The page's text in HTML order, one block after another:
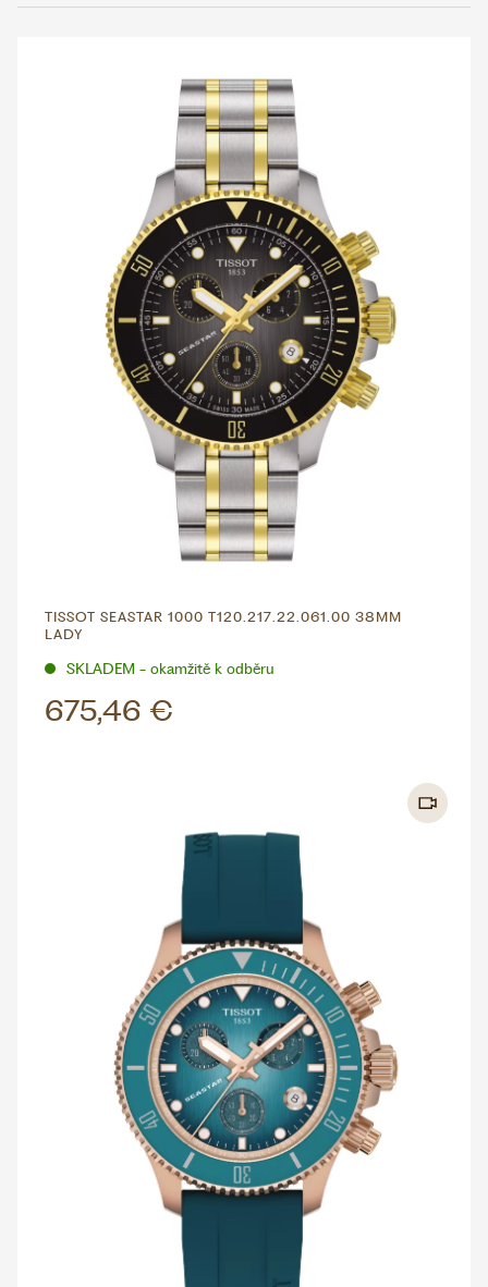
TISSOT SEASTAR 1000 T120.217.22.061.00 38MM
LADY
SKLADEM - okamžitě k odběru
675,46 €